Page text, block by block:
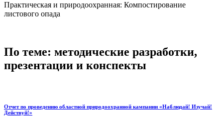
Практическая и природоохранная: Компостирование
листового опада
По теме: методические разработки,
презентации и конспекты
Отчет по проведению областной природоохранной кампании «Наблюдай! Изучай!
Действуй!»